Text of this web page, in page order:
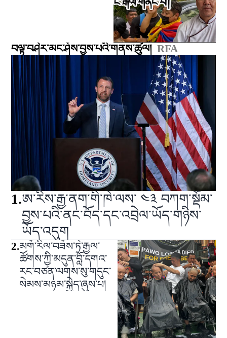
བལྟ་བཤེར་མང་ཤོས་བྱས་པའི་གནས་ཚུལ། RFA
1.ཨ་རིས་རྒྱ་ནག་གི་ཁེ་ལས་ ༤༣ བཀག་སྡོམ་
བྱས་པའི་ནང་བོད་དང་འབྲེལ་ཡོད་གཉིས་
ཡོད་འདུག
2.མགོ་རིལ་བཟོས་ཏེ་རྒྱལ་
ཚོགས་ཀྱི་མདུན་བློ་དགའ་
རང་བཙན་ལགས་སུ་གདུང་
སེམས་མཉམ་སྐྱེད་ཞུས་པ།